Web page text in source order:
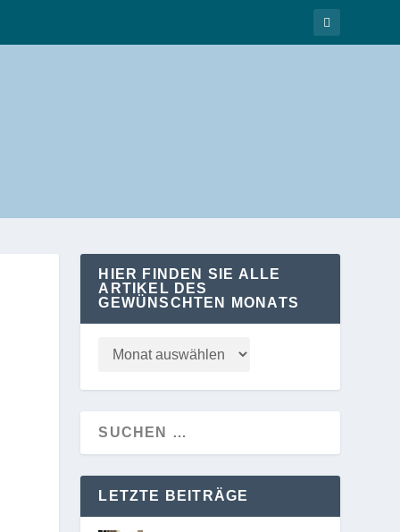
HIER FINDEN SIE ALLE
ARTIKEL DES
GEWÜNSCHTEN MONATS
LETZTE BEITRÄGE